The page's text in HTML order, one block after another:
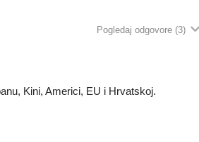
Pogledaj odgovore (3)
Kini, Americi, EU i Hrvatskoj.